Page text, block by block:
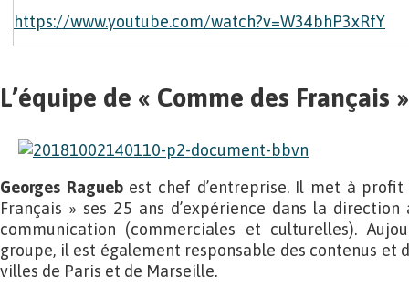
https://www.youtube.com/watch?v=W34bhP3xRfY
L’équipe de « Comme des Français »
Georges Raguebest chef d’entreprise. Il met à profit
Français » ses 25 ans d’expérience dans la
communication (commerciales et culturelles).
groupe, il est également responsable des contenus et
villes de Paris et de Marseille.